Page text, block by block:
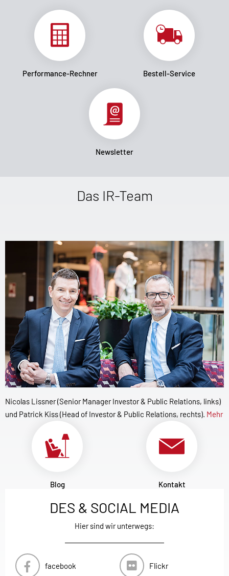
Performance-Rechner Bestell-Service
Newsletter
Das IR-Team
Nicolas Lissner (Senior Manager Investor & Public Relations, links)
und Patrick Kiss (Head of Investor & Public Relations, rechts). Mehr
Blog Kontakt
DES & SOCIAL MEDIA
Hier sind wir unterwegs:
facebook Flickr